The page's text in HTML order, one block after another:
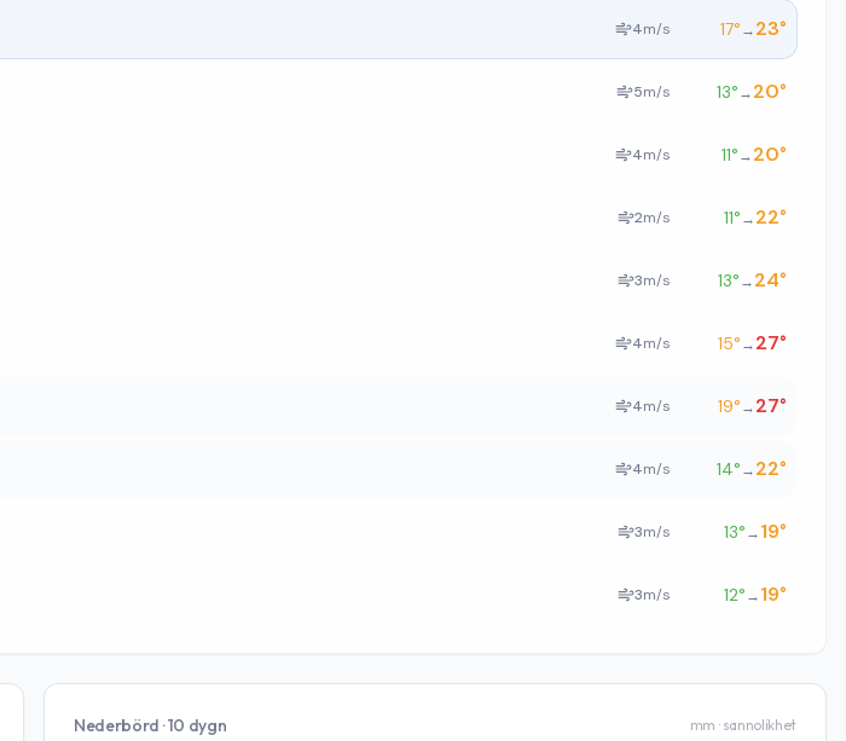
4m/s 17°→23°
5m/s 13°→20°
4m/s 11°→20°
2m/s 11°→22°
3m/s 13°→24°
4m/s 15°→27°
4m/s 19°→27°
4m/s 14°→22°
3m/s 13°→19°
3m/s 12°→19°
Nederbörd · 10 dygn mm · sannolikhet